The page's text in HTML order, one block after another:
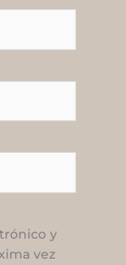
y
vez